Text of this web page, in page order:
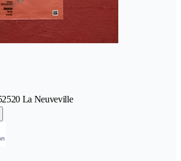
2520 La Neuveville